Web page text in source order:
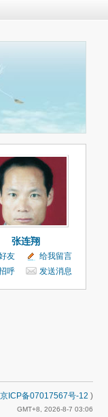
张连翔
友
给我留言
呼
发送消息
京ICP备07017567号-12 )
GMT+8, 2026-8-7 03:06